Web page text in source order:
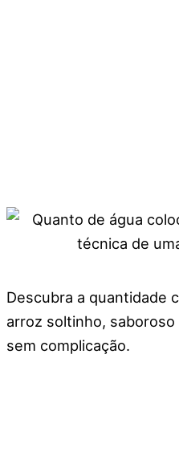
Descubra a quantidade
arroz soltinho,
sem complicação.